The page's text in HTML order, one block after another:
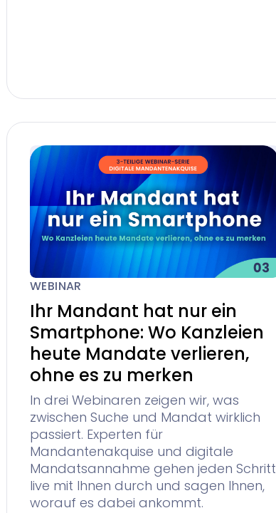
WEBINAR
Ihr Mandant hat nur ein
Smartphone: Wo Kanzleien
heute Mandate verlieren,
ohne es zu merken
In drei Webinaren zeigen wir, was
zwischen Suche und Mandat wirklich
passiert. Experten für
Mandantenakquise und digitale
Mandatsannahme gehen jeden Schritt
live mit Ihnen durch und sagen Ihnen,
worauf es dabei ankommt.